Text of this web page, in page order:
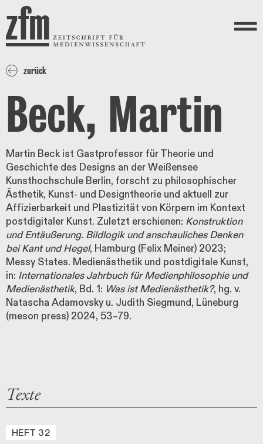
Direkt zum Inhalt
ZEITSCHRIFT FÜR
MEDIENWISSENSCHAFT
Menü
zurück
Beck, Martin
Martin Beck ist Gastprofessor für Theorie und
Geschichte des Designs an der Weißensee
Kunsthochschule Berlin, forscht zu philosophischer
Ästhetik, Kunst- und Designtheorie und aktuell zur
Affizierbarkeit und Plastizität von Körpern im Kontext
postdigitaler Kunst. Zuletzt erschienen: Konstruktion
und Entäußerung. Bildlogik und anschauliches Denken
bei Kant und Hegel, Hamburg (Felix Meiner) 2023;
Messy States. Medienästhetik und postdigitale Kunst,
in: Internationales Jahrbuch für Medienphilosophie und
Medienästhetik, Bd. 1: Was ist Medienästhetik?, hg. v.
Natascha Adamovsky u. Judith Siegmund, Lüneburg
(meson press) 2024, 53–79.
Texte
HEFT 32